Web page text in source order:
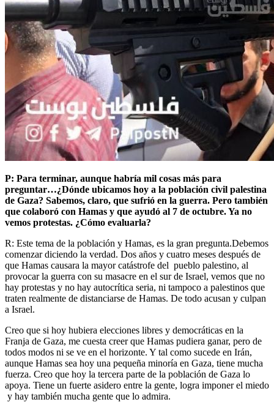
P: Para terminar, aunque habría mil cosas más para
preguntar…¿Dónde ubicamos hoy a la población civil palestina
de Gaza? Sabemos, claro, que sufrió en la guerra. Pero también
que colaboró con Hamas y que ayudó al 7 de octubre. Ya no
vemos protestas. ¿Cómo evaluarla?
R: Este tema de la población y Hamas, es la gran pregunta.Debemos
comenzar diciendo la verdad. Dos años y cuatro meses después de
que Hamas causara la mayor catástrofe del pueblo palestino, al
provocar la guerra con su masacre en el sur de Israel, vemos que no
hay protestas y no hay autocrítica seria, ni tampoco a palestinos que
traten realmente de distanciarse de Hamas. De todo acusan y culpan
a Israel.
Creo que si hoy hubiera elecciones libres y democráticas en la
Franja de Gaza, me cuesta creer que Hamas pudiera ganar, pero de
todos modos ni se ve en el horizonte. Y tal como sucede en Irán,
aunque Hamas sea hoy una pequeña minoría en Gaza, tiene mucha
fuerza. Creo que hoy la tercera parte de la población de Gaza lo
apoya. Tiene un fuerte asidero entre la gente, logra imponer el miedo
y hay también mucha gente que lo admira.